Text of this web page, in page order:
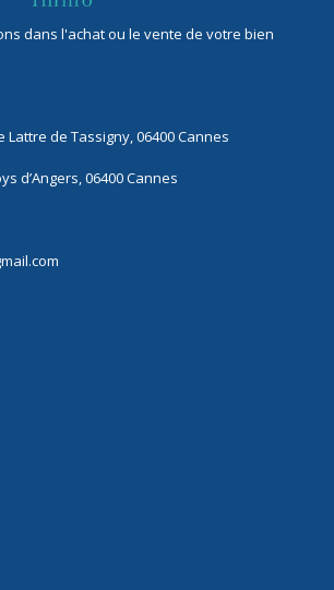
dans l'achat ou le vente de votre bien
Lattre de Tassigny, 06400 Cannes
d’Angers, 06400 Cannes